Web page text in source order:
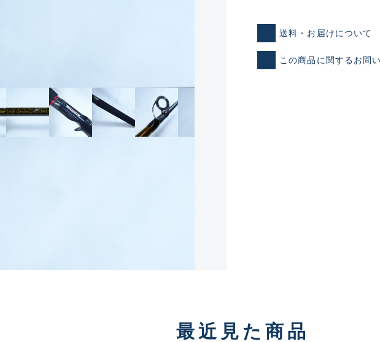
新古品（メーカー問屋から
C-
い品
送料・お届けについて
この商品に関するお問
最近見た商品